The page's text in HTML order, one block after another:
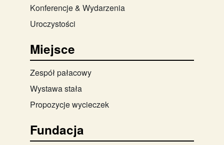
Konferencje & Wydarzenia
Uroczystości
Miejsce
Zespół pałacowy
Wystawa stała
Propozycje wycieczek
Fundacja